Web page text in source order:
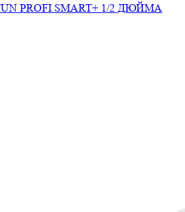
PROFI SMART+ 1/2 ДЮЙМА